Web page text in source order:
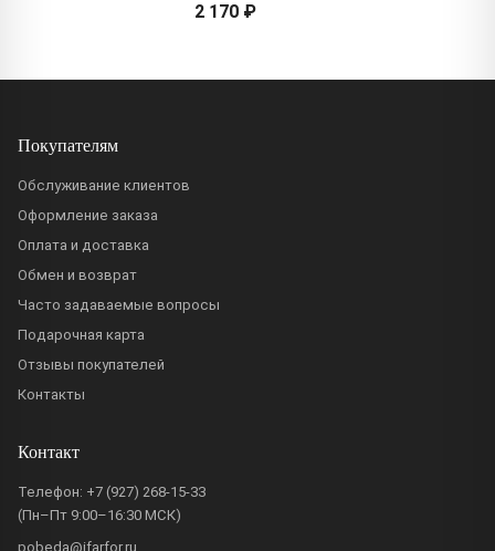
2 170 ₽
Покупателям
Обслуживание клиентов
Оформление заказа
Оплата и доставка
Обмен и возврат
Часто задаваемые вопросы
Подарочная карта
Отзывы покупателей
Контакты
Контакт
Телефон: +7 (927) 268-15-33
(Пн–Пт 9:00–16:30 МСК)
pobeda@ifarfor.ru